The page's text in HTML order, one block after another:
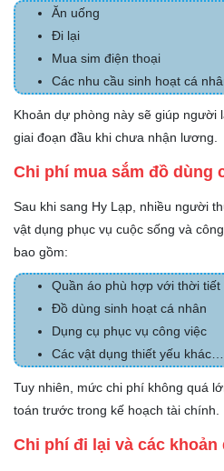
Ăn uống
Đi lại
Mua sim điện thoại
Các nhu cầu sinh hoạt cá
Khoản dự phòng này sẽ giúp người
giai đoạn đầu khi chưa nhận lương.
Chi phí mua sắm đồ dùng
Sau khi sang Hy Lạp, nhiều người
vật dụng phục vụ cuộc sống và
bao gồm:
Quần áo phù hợp với thời tiết
Đồ dùng sinh hoạt cá nhân
Dụng cụ phục vụ công việc
Các vật dụng thiết yếu khác…
Tuy nhiên, mức chi phí không quá
toán trước trong kế hoạch tài chính.
Chi phí đi lại và các